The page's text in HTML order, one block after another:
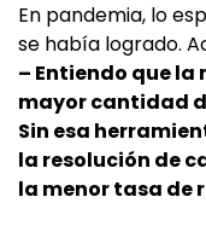
En pandemia, lo
se había logrado.
– Entiendo que
mayor cantidad
Sin esa
la resolución de
la menor tasa de